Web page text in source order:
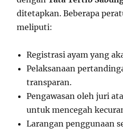
ditetapkan. Beberapa
meliputi:
Registrasi ayam yang
Pelaksanaan
transparan.
Pengawasan oleh juri
untuk mencegah
Larangan penggunaan